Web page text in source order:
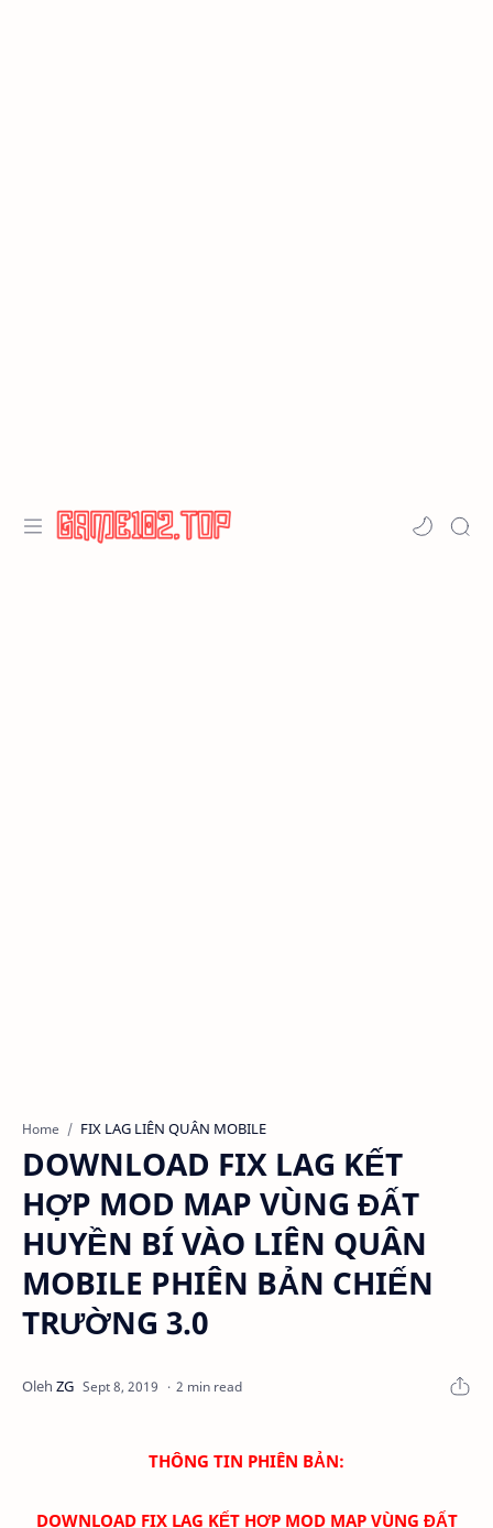
Home FIX LAG LIÊN QUÂN MOBILE
DOWNLOAD FIX LAG KẾT
HỢP MOD MAP VÙNG ĐẤT
HUYỀN BÍ VÀO LIÊN QUÂN
MOBILE PHIÊN BẢN CHIẾN
TRƯỜNG 3.0
2 min read
THÔNG TIN PHIÊN BẢN:
DOWNLOAD FIX LAG KẾT HỢP MOD MAP VÙNG ĐẤT